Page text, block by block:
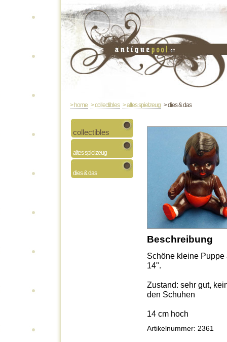
> home > collectibles > altes spielzeug > dies & das
collectibles
altes spielzeug
dies & das
Beschreibung
Schöne kleine Puppe
14".
Zustand: sehr gut,
den Schuhen
14 cm hoch
Artikelnummer: 2361